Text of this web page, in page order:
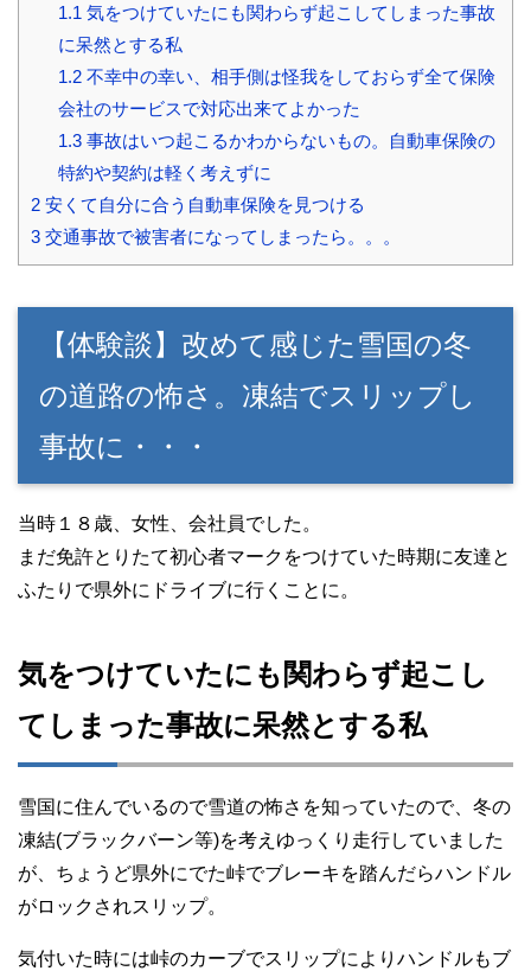
1.1 気をつけていたにも関わらず起こしてしまった事故
に呆然とする私
1.2不幸中の幸い、相手側は怪我をしておらず全て保険
会社のサービスで対応出来てよかった
1.3事故はいつ起こるかわからないもの。自動車保険の
特約や契約は軽く考えずに
2 安くて自分に合う自動車保険を見つける
3 交通事故で被害者になってしまったら。。。
【体験談】改めて感じた雪国の冬
の道路の怖さ。凍結でスリップし
事故に・・・
当時１８歳、女性、会社員でした。
まだ免許とりたて初心者マークをつけていた時期に友達と
ふたりで県外にドライブに行くことに。
気をつけていたにも関わらず起こし
てしまった事故に呆然とする私
雪国に住んでいるので雪道の怖さを知っていたので、冬の
凍結(ブラックバーン等)を考えゆっくり走行していました
が、ちょうど県外にでた峠でブレーキを踏んだらハンドル
がロックされスリップ。
気付いた時には峠のカーブでスリップによりハンドルもブ